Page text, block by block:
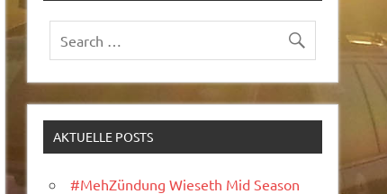
AKTUELLE POSTS
#MehZündung Wieseth Mid Season